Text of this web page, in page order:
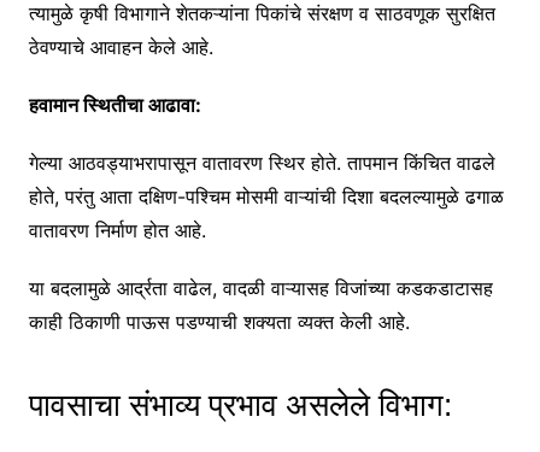
त्यामुळे कृषी विभागाने शेतकऱ्यांना पिकांचे संरक्षण व साठवणूक सुरक्षित
ठेवण्याचे आवाहन केले आहे.
हवामान स्थितीचा आढावा:
गेल्या आठवड्याभरापासून वातावरण स्थिर होते. तापमान किंचित वाढले
होते, परंतु आता दक्षिण-पश्चिम मोसमी वाऱ्यांची दिशा बदलल्यामुळे ढगाळ
वातावरण निर्माण होत आहे.
या बदलामुळे आर्द्रता वाढेल, वादळी वाऱ्यासह विजांच्या कडकडाटासह
काही ठिकाणी पाऊस पडण्याची शक्यता व्यक्त केली आहे.
पावसाचा संभाव्य प्रभाव असलेले विभाग: